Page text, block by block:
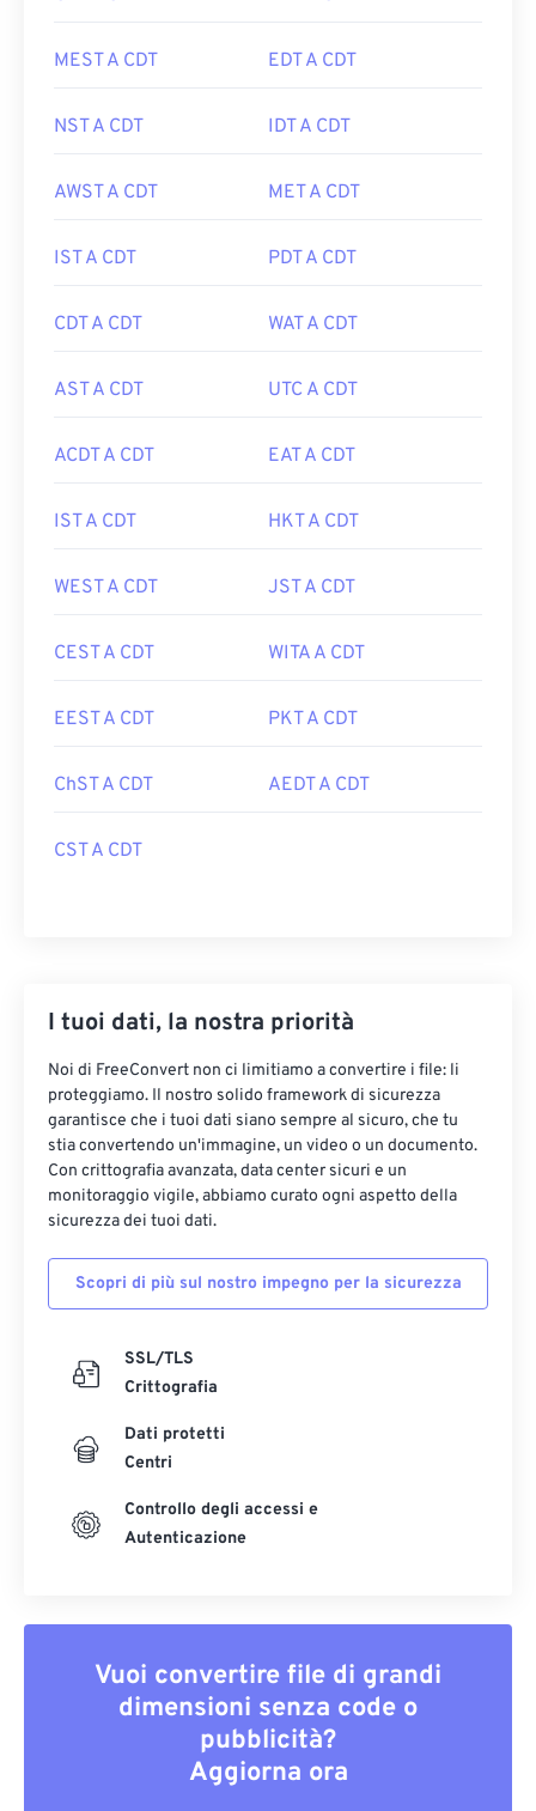
MEST A CDT EDT A CDT
NST A CDT IDT A CDT
AWST A CDT MET A CDT
IST A CDT PDT A CDT
CDT A CDT WAT A CDT
AST A CDT UTC A CDT
ACDT A CDT EAT A CDT
IST A CDT HKT A CDT
WEST A CDT JST A CDT
CEST A CDT WITA A CDT
EEST A CDT PKT A CDT
ChST A CDT AEDT A CDT
CST A CDT
I tuoi dati, la nostra priorità
Noi di FreeConvert non ci limitiamo a convertire i file: li
proteggiamo. Il nostro solido framework di sicurezza
garantisce che i tuoi dati siano sempre al sicuro, che tu
stia convertendo un'immagine, un video o un documento.
Con crittografia avanzata, data center sicuri e un
monitoraggio vigile, abbiamo curato ogni aspetto della
sicurezza dei tuoi dati.
Scopri di più sul nostro impegno per la sicurezza
SSL/TLS
Crittografia
Dati protetti
Centri
Controllo degli accessi e
Autenticazione
Vuoi convertire file di grandi
dimensioni senza code o
pubblicità?
Aggiorna ora